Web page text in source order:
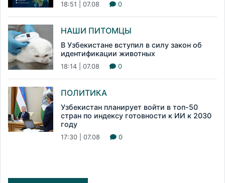
18:51 | 07.08 0
НАШИ ПИТОМЦЫ
В Узбекистане вступил в силу закон об
идентификации животных
18:14 | 07.08 0
ПОЛИТИКА
Узбекистан планирует войти в топ-50
стран по индексу готовности к ИИ к 2030
году
17:30 | 07.08 0